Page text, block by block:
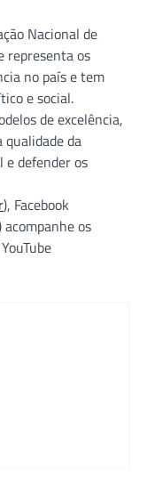
Nacional de
representa os
no país e tem
e social.
de excelência,
qualidade da
defender os
), Facebook
acompanhe os